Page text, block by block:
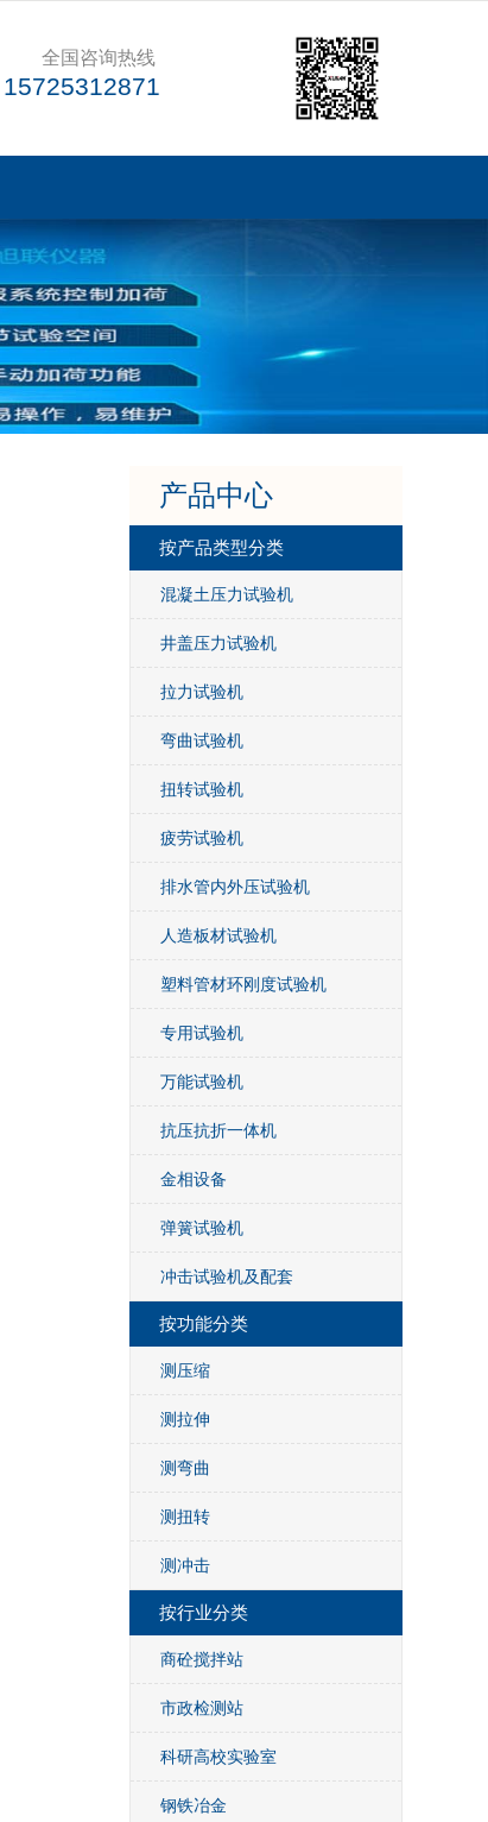
全国咨询热线
15725312871
产品中心
按产品类型分类
混凝土压力试验机
井盖压力试验机
拉力试验机
弯曲试验机
扭转试验机
疲劳试验机
排水管内外压试验机
人造板材试验机
塑料管材环刚度试验机
专用试验机
万能试验机
抗压抗折一体机
金相设备
弹簧试验机
冲击试验机及配套
按功能分类
测压缩
测拉伸
测弯曲
测扭转
测冲击
按行业分类
商砼搅拌站
市政检测站
科研高校实验室
钢铁冶金